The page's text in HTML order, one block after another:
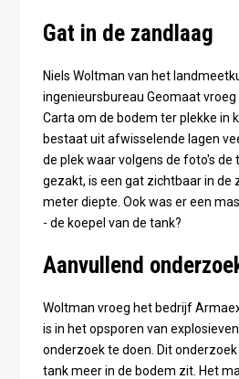
Gat in de zandlaag
Niels Woltman van het
ingenieursbureau Geomaat
Carta om de bodem ter plekke in
bestaat uit afwisselende lagen
de plek waar volgens de foto's de
gezakt, is een gat zichtbaar in de
meter diepte. Ook was er een
- de koepel van de tank?
Aanvullend
Woltman vroeg het bedrijf
is in het opsporen van
onderzoek te doen. Dit
tank meer in de bodem zit. Het